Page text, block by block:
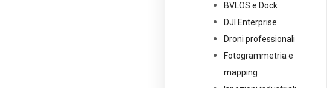
BVLOS e Dock
DJI Enterprise
Droni professionali
Fotogrammetria e
mapping